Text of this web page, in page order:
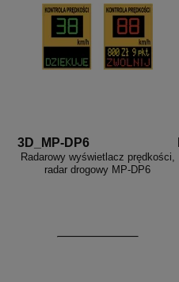
3D_MP-DP6
Radarowy wyświetlacz prędkości,
radar drogowy MP-DP6